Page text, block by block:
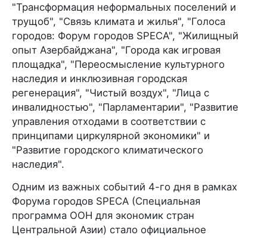
"Трансформация неформальных поселений и
трущоб", "Связь климата и жилья", "Голоса
городов: Форум городов SPECA", "Жилищный
опыт Азербайджана", "Города как игровая
площадка", "Переосмысление культурного
наследия и инклюзивная городская
регенерация", "Чистый воздух", "Лица с
инвалидностью", "Парламентарии", "Развитие
управления отходами в соответствии с
принципами циркулярной экономики" и
"Развитие городского климатического
наследия".
Одним из важных событий 4-го дня в рамках
Форума городов SPECA (Специальная
программа ООН для экономик стран
Центральной Азии) стало официальное